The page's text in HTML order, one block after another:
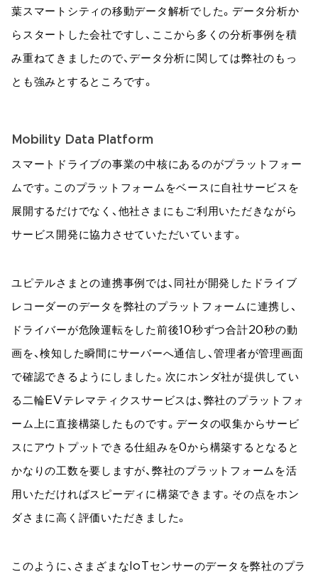
葉スマートシティの移動データ解析でした。データ分析か
らスタートした会社ですし、ここから多くの分析事例を積
み重ねてきましたので、データ分析に関しては弊社のもっ
とも強みとするところです。
Mobility Data Platform
スマートドライブの事業の中核にあるのがプラットフォー
ムです。このプラットフォームをベースに自社サービスを
展開するだけでなく、他社さまにもご利用いただきながら
サービス開発に協力させていただいています。
ユピテルさまとの連携事例では、同社が開発したドライブ
レコーダーのデータを弊社のプラットフォームに連携し、
ドライバーが危険運転をした前後10秒ずつ合計20秒の動
画を、検知した瞬間にサーバーへ通信し、管理者が管理画面
で確認できるようにしました。次にホンダ社が提供してい
る二輪EVテレマティクスサービスは、弊社のプラットフォ
ーム上に直接構築したものです。データの収集からサービ
スにアウトプットできる仕組みを0から構築するとなると
かなりの工数を要しますが、弊社のプラットフォームを活
用いただければスピーディに構築できます。その点をホン
ダさまに高く評価いただきました。
このように、さまざまなIoTセンサーのデータを弊社のプラ